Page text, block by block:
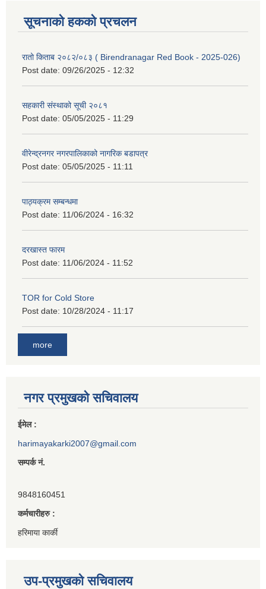
सूचनाको हकको प्रचलन
रातो किताब २०८२/०८३ ( Birendranagar Red Book - 2025-026)
Post date: 09/26/2025 - 12:32
सहकारी संस्थाको सूची २०८१
Post date: 05/05/2025 - 11:29
वीरेन्द्रनगर नगरपालिकाको नागरिक बडापत्र
Post date: 05/05/2025 - 11:11
पाठ्यक्रम सम्बन्धमा
Post date: 11/06/2024 - 16:32
दरखास्त फारम
Post date: 11/06/2024 - 11:52
TOR for Cold Store
Post date: 10/28/2024 - 11:17
more
नगर प्रमुखको सचिवालय
ईमेल :
harimayakarki2007@gmail.com
सम्पर्क नं.
9848160451
कर्मचारीहरु :
हरिमाया कार्की
उप-प्रमुखको सचिवालय